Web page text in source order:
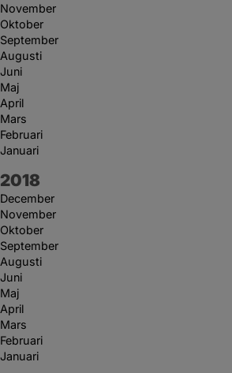
November
Oktober
September
Augusti
Juni
Maj
April
Mars
Februari
Januari
År:
2018
December
November
Oktober
September
Augusti
Juni
Maj
April
Mars
Februari
Januari